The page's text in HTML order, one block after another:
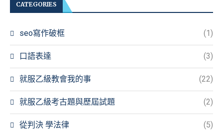
CATEGORIES
seo寫作破框 (1)
口語表達 (3)
就服乙級教會我的事 (22)
就服乙級考古題與歷屆試題 (2)
從判決 學法律 (5)